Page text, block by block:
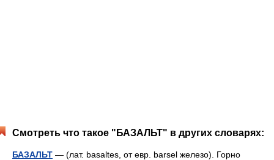
Смотреть что такое "БАЗАЛЬТ" в других словарях:
БАЗАЛЬТ — (лат. basaltes, от евр. barsel железо). Горно